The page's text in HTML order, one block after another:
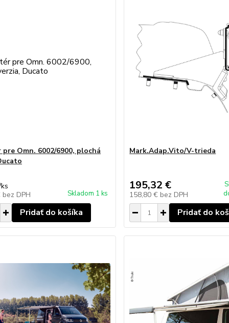
Omn. 6002/6900, plochá
ks
bez DPH Skladom 1 ks
Pridať do košíka
Mark.Adap.Vito/V-trieda
195,32 €
158,80 € bez DPH
Pridať do